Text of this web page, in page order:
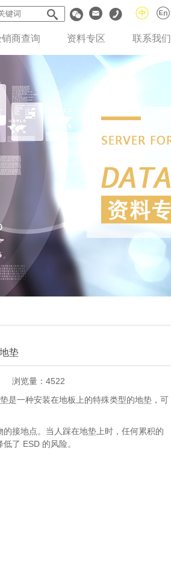
销商查询 资料专区 联系我们
垫
浏览量：4522
是一种安装在地板上的特殊类型的地垫，可
接地点。当人踩在地垫上时，任何累积的
了 ESD 的风险。